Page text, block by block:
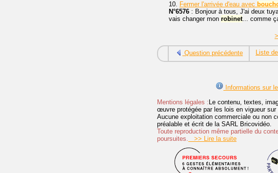
10. Fermer l'arrivée d'eau avec
N°6576 : Bonjour à tous, J'ai deux
vais changer mon robinet... comme
Question précédente Liste
Informations sur
Mentions légales : Le contenu, textes,
œuvre protégée par les lois en vigueur
Aucune exploitation commerciale ou non
préalable et écrit de la SARL Bricovidéo.
Toute reproduction même partielle du
poursuites. >> Lire la suite